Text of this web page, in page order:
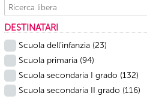
DESTINATARI
Scuola dell’infanzia (23)
Scuola primaria (94)
Scuola secondaria I grado (132)
Scuola secondaria II grado (116)